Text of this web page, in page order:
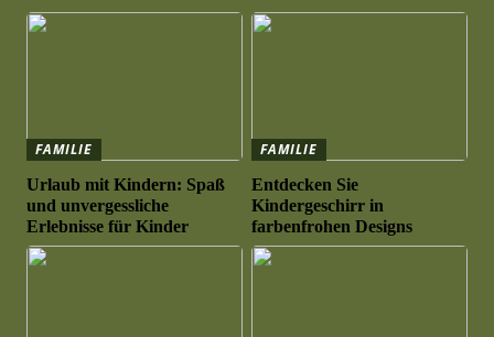
FAMILIE
Urlaub mit Kindern: Spaß
und unvergessliche
Erlebnisse für Kinder
FAMILIE
Entdecken Sie
Kindergeschirr in
farbenfrohen Designs